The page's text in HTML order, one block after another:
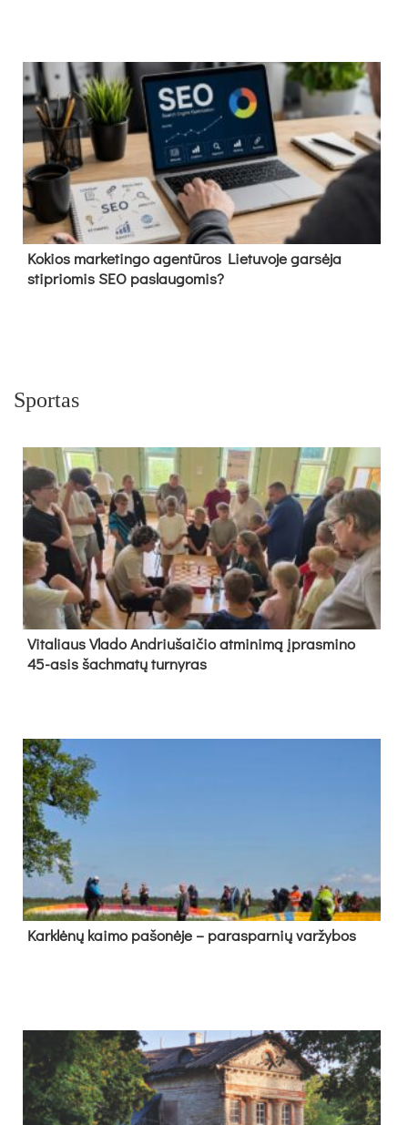
Kokios marketingo agentūros Lietuvoje garsėja
stipriomis SEO paslaugomis?
Sportas
Vi­ta­liaus Vla­do And­riu­šai­čio at­mi­ni­mą įpras­mi­no
45-asis šach­ma­tų tur­ny­ras
Kark­lė­nų kai­mo pa­šo­nė­je – pa­ras­par­nių var­žy­bos